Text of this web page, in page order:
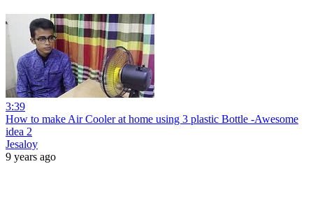
3:39
How to make Air Cooler at home using 3 plastic Bottle -Awesome
idea 2
Jesaloy
9 years ago